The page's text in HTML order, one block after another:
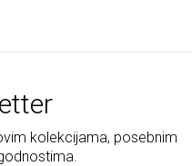
kolekcijama, posebnim